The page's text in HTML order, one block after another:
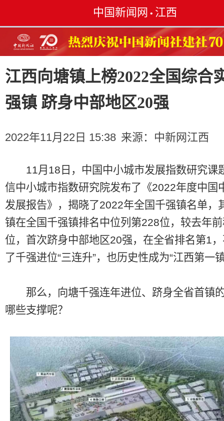
中国新闻网 • 江西
江西向塘镇上榜2022全国综合
强镇 跻身中部地区20强
2022年11月22日 15:38 来源： 中新网江西
11月18日，中国中小城市发展指数研究课
信中小城市指数研究院发布了《2022年度中国
发展报告》，揭晓了2022年全国千强镇名单，
镇在全国千强镇排名中位列第228位，较去年
位，首次跻身中部地区20强，在全省排名第1
了千强进位“三连升”，也历史性成为“江西第一
那么，向塘千强连年进位、跻身全省首镇
哪些支撑呢？